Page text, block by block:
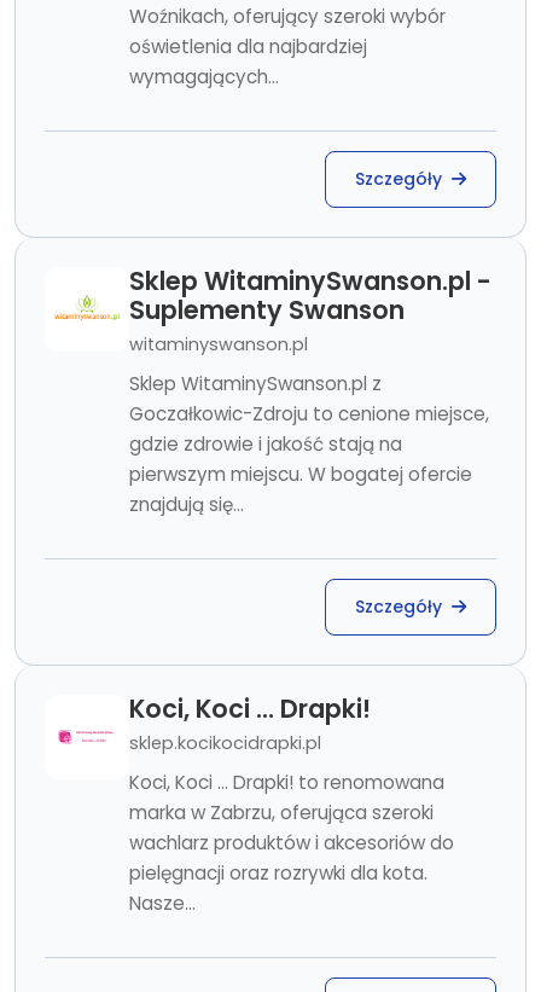
Woźnikach, oferujący szeroki wybór
oświetlenia dla najbardziej
wymagających...
Szczegóły
Sklep WitaminySwanson.pl -
Suplementy Swanson
witaminyswanson.pl
Sklep WitaminySwanson.pl z
Goczałkowic-Zdroju to cenione miejsce,
gdzie zdrowie i jakość stają na
pierwszym miejscu. W bogatej ofercie
znajdują się...
Szczegóły
Koci, Koci ... Drapki!
sklep.kocikocidrapki.pl
Koci, Koci ... Drapki! to renomowana
marka w Zabrzu, oferująca szeroki
wachlarz produktów i akcesoriów do
pielęgnacji oraz rozrywki dla kota.
Nasze...